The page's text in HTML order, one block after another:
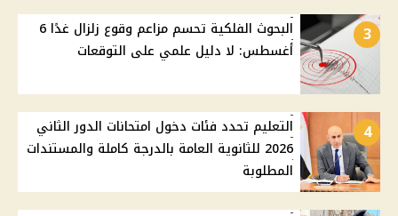
3
البحوث الفلكية تحسم مزاعم وقوع زلزال غدًا 6
أغسطس: لا دليل علمي على التوقعات
4
التعليم تحدد فئات دخول امتحانات الدور الثاني
2026 للثانوية العامة بالدرجة كاملة والمستندات
المطلوبة